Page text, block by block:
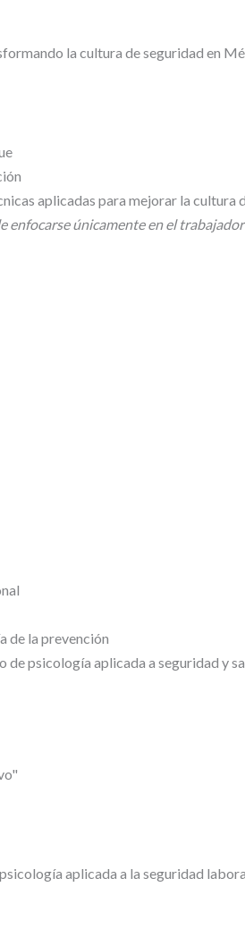
la cultura de seguridad en
aplicadas para mejorar la cultura
enfocarse únicamente en el
de la prevención
psicología aplicada a seguridad y
aplicada a la seguridad